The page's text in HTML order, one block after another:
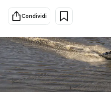
Scienza
Economia
Sport
Condividi